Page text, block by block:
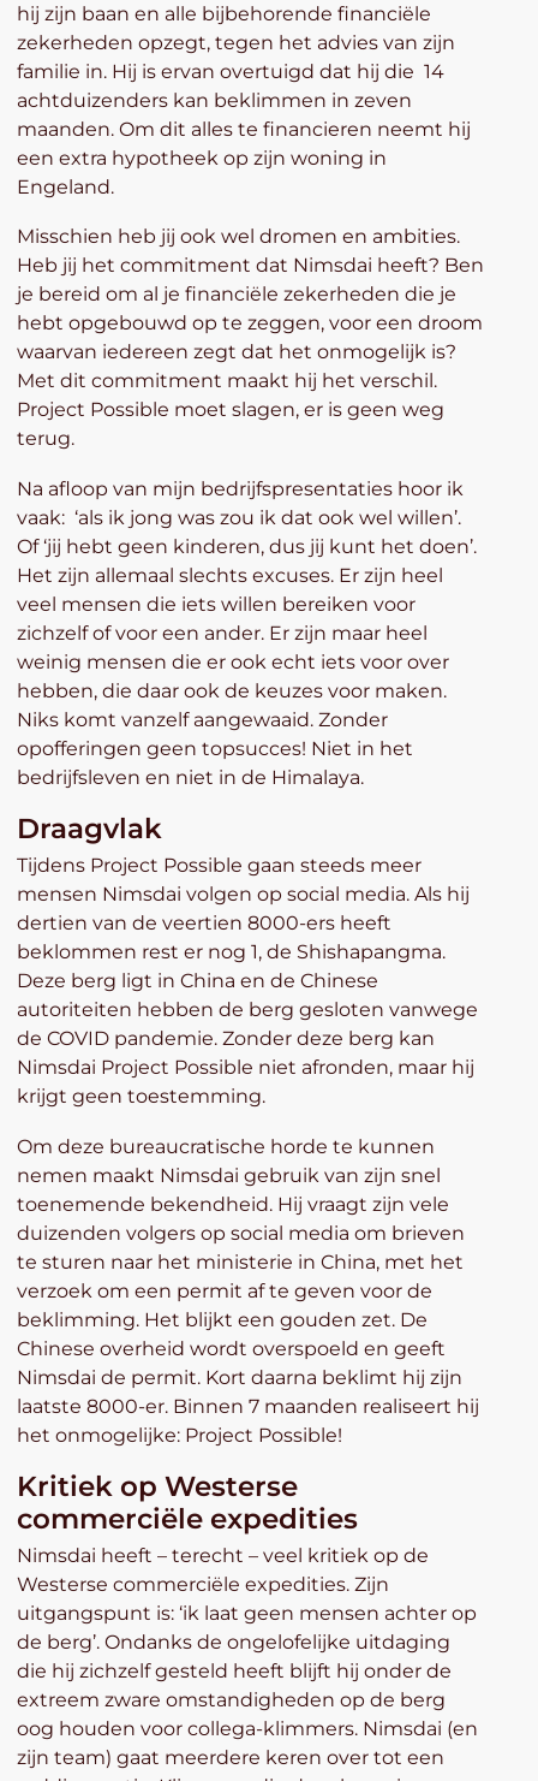
hij zijn baan en alle bijbehorende financiële
zekerheden opzegt, tegen het advies van zijn
familie in. Hij is ervan overtuigd dat hij die 14
achtduizenders kan beklimmen in zeven
maanden. Om dit alles te financieren neemt hij
een extra hypotheek op zijn woning in
Engeland.
Misschien heb jij ook wel dromen en ambities.
Heb jij het commitment dat Nimsdai heeft? Ben
je bereid om al je financiële zekerheden die je
hebt opgebouwd op te zeggen, voor een droom
waarvan iedereen zegt dat het onmogelijk is?
Met dit commitment maakt hij het verschil.
Project Possible moet slagen, er is geen weg
terug.
Na afloop van mijn bedrijfspresentaties hoor ik
vaak: ‘als ik jong was zou ik dat ook wel willen’.
Of ‘jij hebt geen kinderen, dus jij kunt het doen’.
Het zijn allemaal slechts excuses. Er zijn heel
veel mensen die iets willen bereiken voor
zichzelf of voor een ander. Er zijn maar heel
weinig mensen die er ook echt iets voor over
hebben, die daar ook de keuzes voor maken.
Niks komt vanzelf aangewaaid. Zonder
opofferingen geen topsucces! Niet in het
bedrijfsleven en niet in de Himalaya.
Draagvlak
Tijdens Project Possible gaan steeds meer
mensen Nimsdai volgen op social media. Als hij
dertien van de veertien 8000-ers heeft
beklommen rest er nog 1, de Shishapangma.
Deze berg ligt in China en de Chinese
autoriteiten hebben de berg gesloten vanwege
de COVID pandemie. Zonder deze berg kan
Nimsdai Project Possible niet afronden, maar hij
krijgt geen toestemming.
Om deze bureaucratische horde te kunnen
nemen maakt Nimsdai gebruik van zijn snel
toenemende bekendheid. Hij vraagt zijn vele
duizenden volgers op social media om brieven
te sturen naar het ministerie in China, met het
verzoek om een permit af te geven voor de
beklimming. Het blijkt een gouden zet. De
Chinese overheid wordt overspoeld en geeft
Nimsdai de permit. Kort daarna beklimt hij zijn
laatste 8000-er. Binnen 7 maanden realiseert hij
het onmogelijke: Project Possible!
Kritiek op Westerse
commerciële expedities
Nimsdai heeft – terecht – veel kritiek op de
Westerse commerciële expedities. Zijn
uitgangspunt is: ‘ik laat geen mensen achter op
de berg’. Ondanks de ongelofelijke uitdaging
die hij zichzelf gesteld heeft blijft hij onder de
extreem zware omstandigheden op de berg
oog houden voor collega-klimmers. Nimsdai (en
zijn team) gaat meerdere keren over tot een